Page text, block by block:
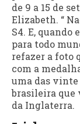
de 9 a 15 de
Elizabeth. “
S4. E, quando
para todo
refazer a foto
com a
uma das vinte
brasileira que
da Inglaterra.